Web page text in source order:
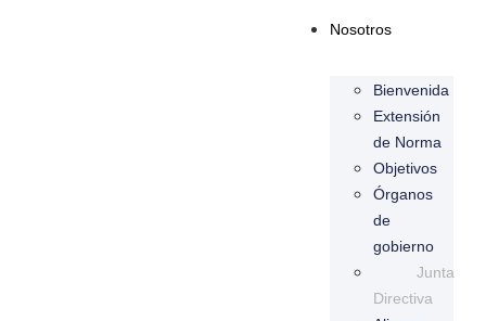
Nosotros
Bienvenida
Extensión
de Norma
Objetivos
Órganos
de
gobierno
Junta
Directiva